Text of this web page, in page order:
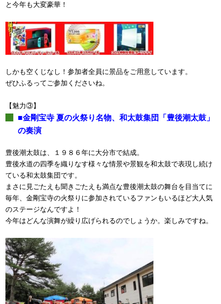
と今年も大変豪華！
しかも空くじなし！参加者全員に景品をご用意しています。
ぜひふるってご参加くださいね。
【魅力③】
■金剛宝寺 夏の火祭り名物、和太鼓集団「豊後潮太鼓」
の奏演
豊後潮太鼓は、１９８６年に大分市で結成。
豊後水道の四季を織りなす様々な情景や景観を和太鼓で表現し続け
ている和太鼓集団です。
まさに見ごたえも聞きごたえも満点な豊後潮太鼓の舞台を目当てに
毎年、金剛宝寺の火祭りに参加されているファンもいるほど大人気
のステージなんですよ！
今年はどんな演舞が繰り広げられるのでしょうか。楽しみですね。